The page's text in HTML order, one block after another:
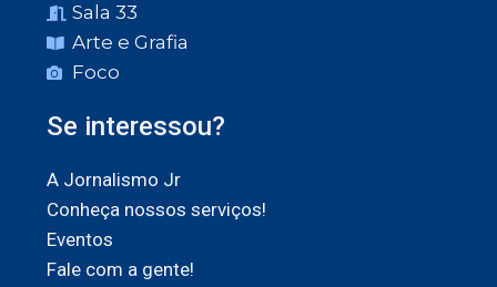
Sala 33
Arte e Grafia
Foco
Se interessou?
A Jornalismo Jr
Conheça nossos serviços!
Eventos
Fale com a gente!